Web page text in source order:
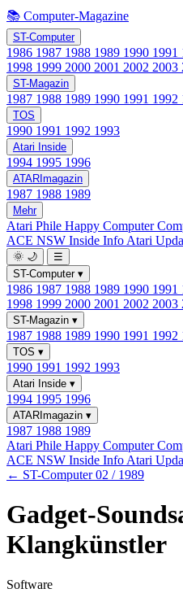
📚 Computer-Magazine
ST-Computer
1986 1987 1988 1989 1990 1991
1998 1999 2000 2001 2002 2003
ST-Magazin
1987 1988 1989 1990 1991 1992
TOS
1990 1991 1992 1993
Atari Inside
1994 1995 1996
ATARImagazin
1987 1988 1989
Mehr
Atari Phile Happy Computer
ACE NSW Inside Info Atari
🌞 🌙
☰
ST-Computer ▾
1986 1987 1988 1989 1990 1991
1998 1999 2000 2001 2002 2003
ST-Magazin ▾
1987 1988 1989 1990 1991 1992
TOS ▾
1990 1991 1992 1993
Atari Inside ▾
1994 1995 1996
ATARImagazin ▾
1987 1988 1989
Atari Phile Happy Computer
ACE NSW Inside Info Atari
← ST-Computer 02 / 1989
Gadget-
Klangkünstler
Software